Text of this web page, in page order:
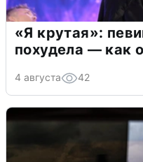
«Я крутая»:
похудела — как
4 августа 42